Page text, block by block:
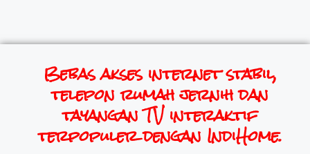
Bebas akses internet stabil,
telepon rumah jernih dan
tayangan TV interaktif
terpopuler dengan IndiHome.